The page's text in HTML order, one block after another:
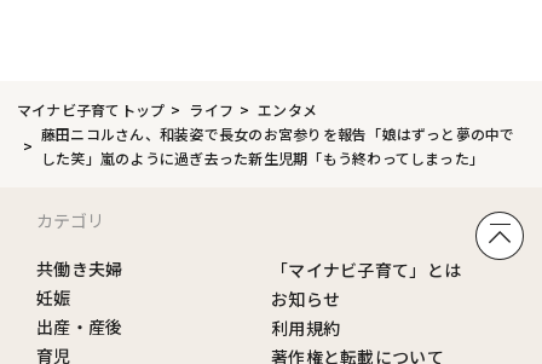
マイナビ子育てトップ ライフ
エンタメ
藤田ニコルさん、和装姿で長女のお宮参りを報告「娘はずっと夢の中で
した笑」嵐のように過ぎ去った新生児期「もう終わってしまった」
カテゴリ
共働き夫婦
妊娠
出産・産後
育児
「マイナビ子育て」とは
お知らせ
利用規約
著作権と転載について